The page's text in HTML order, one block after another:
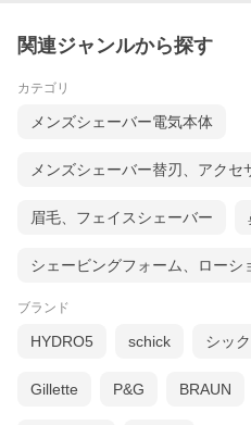
関連ジャンルから探す
カテゴリ
メンズシェーバー電気本体
メンズシェーバー替刃、アクセ
眉毛、フェイスシェーバー
シェービングフォーム、ローシ
ブランド
HYDRO5 schick シッ
Gillette P&G BRAUN